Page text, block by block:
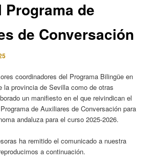
Programa de
de Conversación
coordinadores del Programa Bilingüe en
la provincia de Sevilla como de otras
un manifiesto en el que reivindican el
de Auxiliares de Conversación para
andaluza para el curso 2025-2026.
ha remitido el comunicado a nuestra
a continuación.